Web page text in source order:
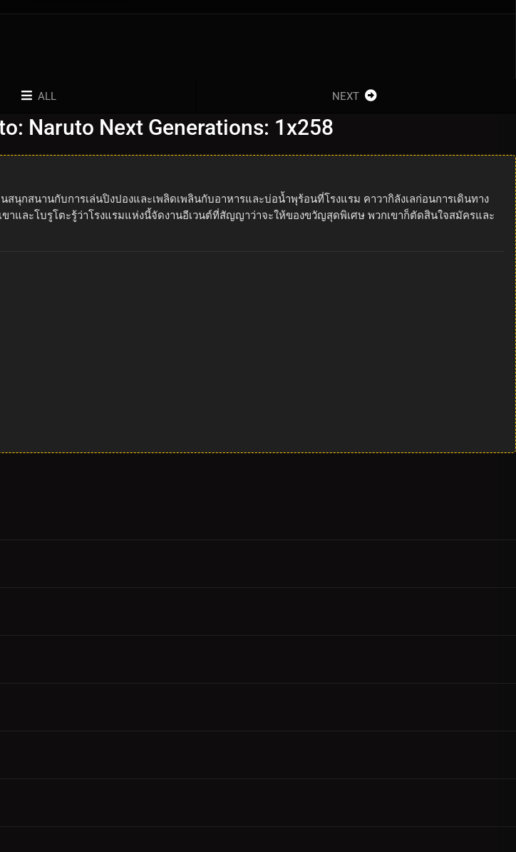
ALL NEXT
Naruto Next Generations: 1x258
กสนานกับการเล่นปิงปองและเพลิดเพลินกับอาหารและบ่อน้ำพุร้อนที่โรงแรม คาวากิลังเลก่อนการเดินทาง
าและโบรูโตะรู้ว่าโรงแรมแห่งนี้จัดงานอีเวนต์ที่สัญญาว่าจะให้ของขวัญสุดพิเศษ พวกเขาก็ตัดสินใจสมัครและ